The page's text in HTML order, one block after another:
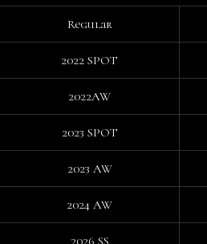
Regular
2022 SPOT
2022AW
2023 SPOT
2023 AW
2024 AW
2026 SS